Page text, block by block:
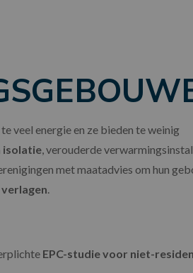
veel energie en ze bieden te weinig
isolatie, verouderde
met maatadvies om hun
.
EPC-studie voor niet-